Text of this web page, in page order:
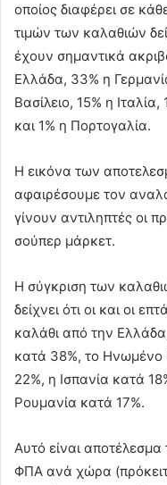
οποίος διαφέρει σε
τιμών των καλαθιών
έχουν σημαντικά
Ελλάδα, 33% η
Βασίλειο, 15% η
και 1% η Πορτογαλία.
Η εικόνα των
αφαιρέσουμε τον
γίνουν αντιληπτές οι
σούπερ μάρκετ.
Η σύγκριση των
δείχνει ότι οι και οι
καλάθι από την
κατά 38%, το Ηνωμένο
22%, η Ισπανία κατά
Ρουμανία κατά 17%.
Αυτό είναι
ΦΠΑ ανά χώρα